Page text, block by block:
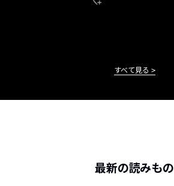
すべて見る
最新の読みもの